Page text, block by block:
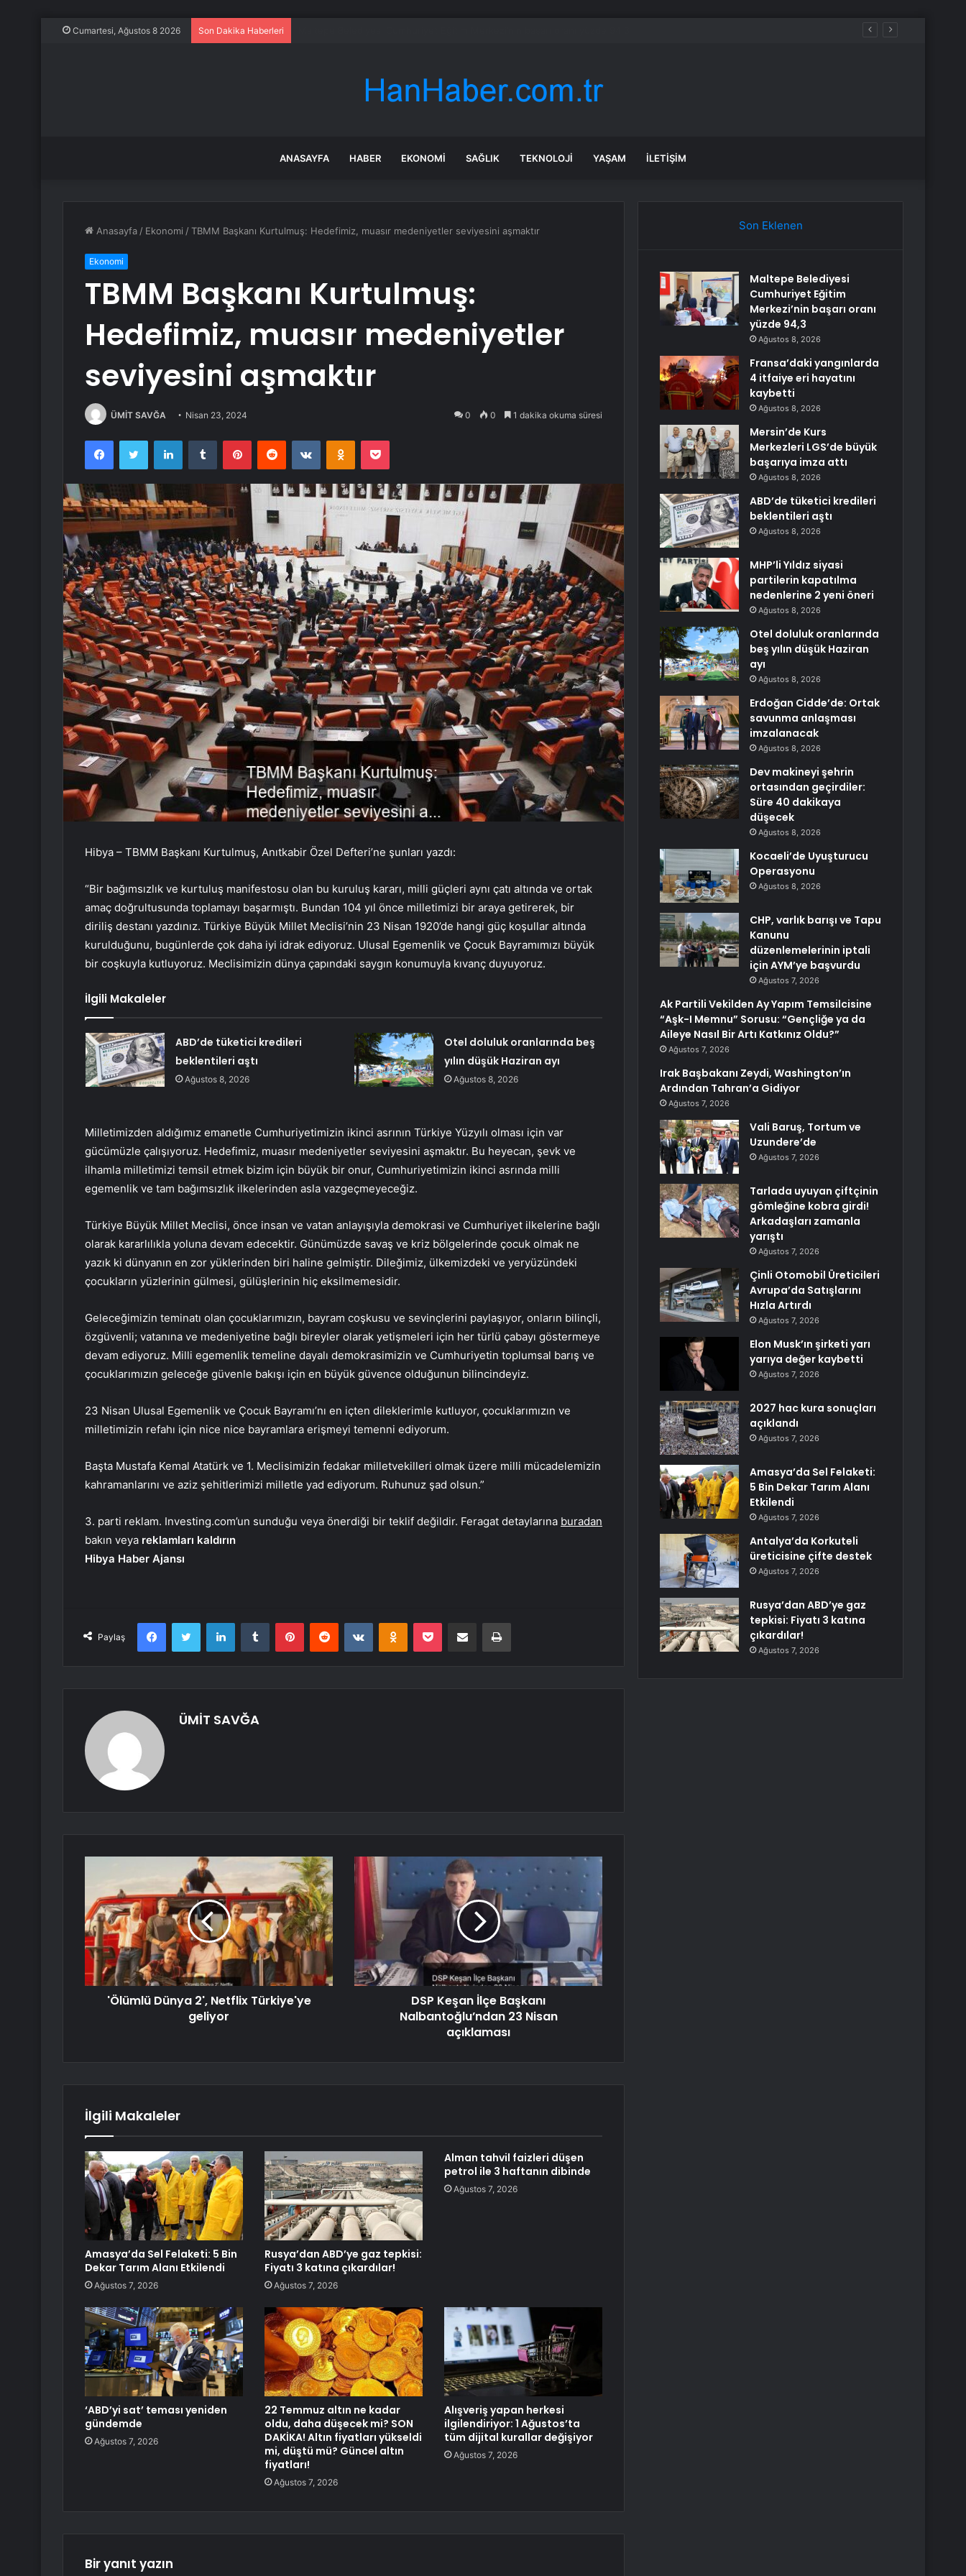
Cumartesi, Ağustos 8 2026 Son Dakika Haberleri
ANASAYFA HABER EKONOMI SAĞLIK TEKNOLOJI YAŞAM İLETIŞIM
Anasayfa / Ekonomi /TBMM Başkanı Kurtulmuş: Hedefimiz, muasır medeniyetler seviyesini aşmaktır
Ekonomi
TBMM Başkanı Kurtulmuş:
Hedefimiz, muasır medeniyetler
seviyesini aşmaktır
ÜMİT SAVĞA Nisan 23, 2024 0 0 1 dakika okuma süresi
FacebookTwitter LinkedInTumblr PinterestReddit VKontakteOdnoklassniki
Pocket
Hibya – TBMM Başkanı Kurtulmuş, Anıtkabir Özel Defteri’ne şunları yazdı:
“Bir bağımsızlık ve kurtuluş manifestosu olan bu kuruluş kararı, milli güçleri aynı çatı altında ve ortak
amaç doğrultusunda toplamayı başarmıştı. Bundan 104 yıl önce milletimizi bir araya getirerek, bir
diriliş destanı yazdınız. Türkiye Büyük Millet Meclisi’nin 23 Nisan 1920’de hangi güç koşullar altında
kurulduğunu, bugünlerde çok daha iyi idrak ediyoruz. Ulusal Egemenlik ve Çocuk Bayramımızı büyük
bir coşkuyla kutluyoruz. Meclisimizin dünya çapındaki saygın konumuyla kıvanç duyuyoruz.
İlgili Makaleler
ABD’de tüketici kredileri
beklentileri aştı
Ağustos 8, 2026
Otel doluluk oranlarında beş
yılın düşük Haziran ayı
Ağustos 8, 2026
Milletimizden aldığımız emanetle Cumhuriyetimizin ikinci asrının Türkiye Yüzyılı olması için var
gücümüzle çalışıyoruz. Hedefimiz, muasır medeniyetler seviyesini aşmaktır. Bu heyecan, şevk ve
ilhamla milletimizi temsil etmek bizim için büyük bir onur, Cumhuriyetimizin ikinci asrında milli
egemenlik ve tam bağımsızlık ilkelerinden asla vazgeçmeyeceğiz.
Türkiye Büyük Millet Meclisi, önce insan ve vatan anlayışıyla demokrasi ve Cumhuriyet ilkelerine bağlı
olarak kararlılıkla yoluna devam edecektir. Günümüzde savaş ve kriz bölgelerinde çocuk olmak ne
yazık ki dünyanın en zor yüklerinden biri haline gelmiştir. Dileğimiz, ülkemizdeki ve yeryüzündeki
çocukların yüzlerinin gülmesi, gülüşlerinin hiç eksilmemesidir.
Geleceğimizin teminatı olan çocuklarımızın, bayram coşkusu ve sevinçlerini paylaşıyor, onların bilinçli,
özgüvenli; vatanına ve medeniyetine bağlı bireyler olarak yetişmeleri için her türlü çabayı göstermeye
devam ediyoruz. Milli egemenlik temeline dayalı demokrasimizin ve Cumhuriyetin toplumsal barış ve
çocuklarımızın geleceğe güvenle bakışı için en büyük güvence olduğunun bilincindeyiz.
23 Nisan Ulusal Egemenlik ve Çocuk Bayramı’nı en içten dileklerimle kutluyor, çocuklarımızın ve
milletimizin refahı için nice nice bayramlara erişmeyi temenni ediyorum.
Başta Mustafa Kemal Atatürk ve 1. Meclisimizin fedakar milletvekilleri olmak üzere milli mücadelemizin
kahramanlarını ve aziz şehitlerimizi milletle yad ediyorum. Ruhunuz şad olsun.”
3. parti reklam. Investing.com’un sunduğu veya önerdiği bir teklif değildir. Feragat detaylarına buradan
bakın veya reklamları kaldırın
Hibya Haber Ajansı
Paylaş
FacebookTwitter LinkedInTumblr PinterestReddit VKontakteOdnoklassniki
Pocket E-Posta ile paylaş Yazdır
ÜMİT SAVĞA
'Ölümlü Dünya 2', Netflix Türkiye'ye
geliyor
DSP Keşan İlçe Başkanı
Nalbantoğlu’ndan 23 Nisan
açıklaması
İlgili Makaleler
Amasya’da Sel Felaketi: 5 Bin
Dekar Tarım Alanı Etkilendi
Ağustos 7, 2026
Rusya’dan ABD’ye gaz tepkisi:
Fiyatı 3 katına çıkardılar!
Ağustos 7, 2026
Alman tahvil faizleri düşen
petrol ile 3 haftanın dibinde
Ağustos 7, 2026
‘ABD’yi sat’ teması yeniden
gündemde
Ağustos 7, 2026
22 Temmuz altın ne kadar
oldu, daha düşecek mi? SON
DAKİKA! Altın fiyatları yükseldi
mi, düştü mü? Güncel altın
fiyatları!
Ağustos 7, 2026
Alışveriş yapan herkesi
ilgilendiriyor: 1 Ağustos’ta
tüm dijital kurallar değişiyor
Ağustos 7, 2026
Bir yanıt yazın
Son Eklenen
Maltepe Belediyesi
Cumhuriyet Eğitim
Merkezi’nin başarı oranı
yüzde 94,3
Ağustos 8, 2026
Fransa’daki yangınlarda
4 itfaiye eri hayatını
kaybetti
Ağustos 8, 2026
Mersin’de Kurs
Merkezleri LGS’de büyük
başarıya imza attı
Ağustos 8, 2026
ABD’de tüketici kredileri
beklentileri aştı
Ağustos 8, 2026
MHP’li Yıldız siyasi
partilerin kapatılma
nedenlerine 2 yeni öneri
Ağustos 8, 2026
Otel doluluk oranlarında
beş yılın düşük Haziran
ayı
Ağustos 8, 2026
Erdoğan Cidde’de: Ortak
savunma anlaşması
imzalanacak
Ağustos 8, 2026
Dev makineyi şehrin
ortasından geçirdiler:
Süre 40 dakikaya
düşecek
Ağustos 8, 2026
Kocaeli’de Uyuşturucu
Operasyonu
Ağustos 8, 2026
CHP, varlık barışı ve Tapu
Kanunu
düzenlemelerinin iptali
için AYM’ye başvurdu
Ağustos 7, 2026
Ak Partili Vekilden Ay Yapım Temsilcisine
“Aşk-I Memnu” Sorusu: “Gençliğe ya da
Aileye Nasıl Bir Artı Katkınız Oldu?”
Ağustos 7, 2026
Irak Başbakanı Zeydi, Washington’ın
Ardından Tahran’a Gidiyor
Ağustos 7, 2026
Vali Baruş, Tortum ve
Uzundere’de
Ağustos 7, 2026
Tarlada uyuyan çiftçinin
gömleğine kobra girdi!
Arkadaşları zamanla
yarıştı
Ağustos 7, 2026
Çinli Otomobil Üreticileri
Avrupa’da Satışlarını
Hızla Artırdı
Ağustos 7, 2026
Elon Musk’ın şirketi yarı
yarıya değer kaybetti
Ağustos 7, 2026
2027 hac kura sonuçları
açıklandı
Ağustos 7, 2026
Amasya’da Sel Felaketi:
5 Bin Dekar Tarım Alanı
Etkilendi
Ağustos 7, 2026
Antalya’da Korkuteli
üreticisine çifte destek
Ağustos 7, 2026
Rusya’dan ABD’ye gaz
tepkisi: Fiyatı 3 katına
çıkardılar!
Ağustos 7, 2026